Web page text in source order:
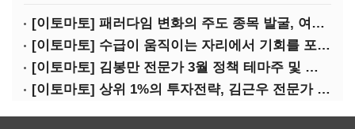
[이토마토] 패러다임 변화의 주도 종목 발굴, 여인수 전문가 투자클럽
[이토마토] 수급이 움직이는 자리에서 기회를 포착하다, 김형일 전문가 투자클럽
[이토마토] 김봉만 전문가 3월 정책 테마주 및 제약 바이오 선취매 전략 아카데미 3/5(목) 2부 진행
[이토마토] 상위 1%의 투자전략, 김근우 전문가 투자클럽에서 확인하세요